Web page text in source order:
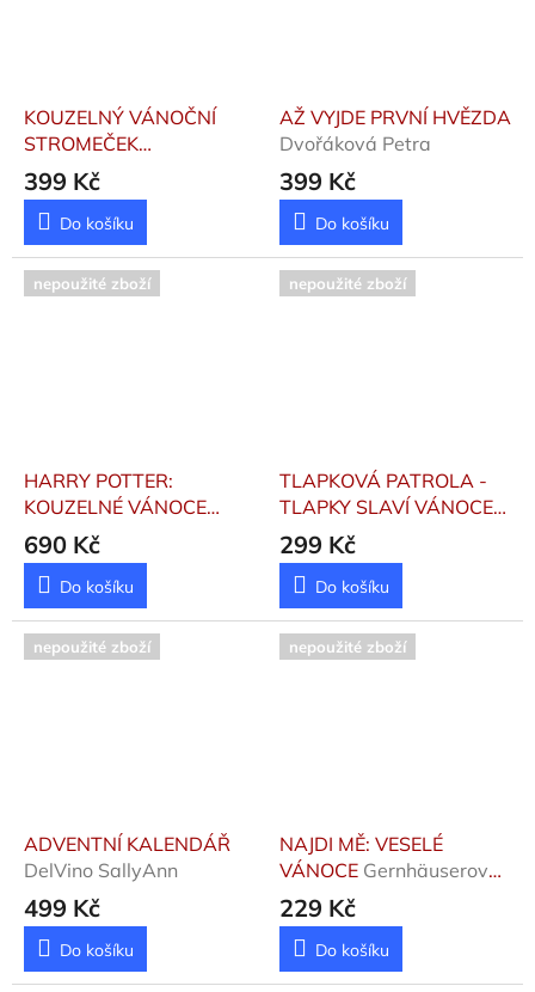
KOUZELNÝ VÁNOČNÍ
STROMEČEK
Pruszkowska-Sokalla
Katarzyna
399 Kč
Do košíku
AŽ VYJDE PRVNÍ HVĚZDA
Dvořáková Petra
399 Kč
Do košíku
nepoužité zboží
HARRY POTTER:
KOUZELNÉ VÁNOCE
(ADVENTNÍ KALENDÁŘ)
Kolektiv
690 Kč
Do košíku
nepoužité zboží
TLAPKOVÁ PATROLA -
TLAPKY SLAVÍ VÁNOCE
Kolektiv
299 Kč
Do košíku
nepoužité zboží
ADVENTNÍ KALENDÁŘ
DelVino SallyAnn
499 Kč
Do košíku
nepoužité zboží
NAJDI MĚ: VESELÉ
VÁNOCE Gernhäuserová
Susanne
229 Kč
Do košíku